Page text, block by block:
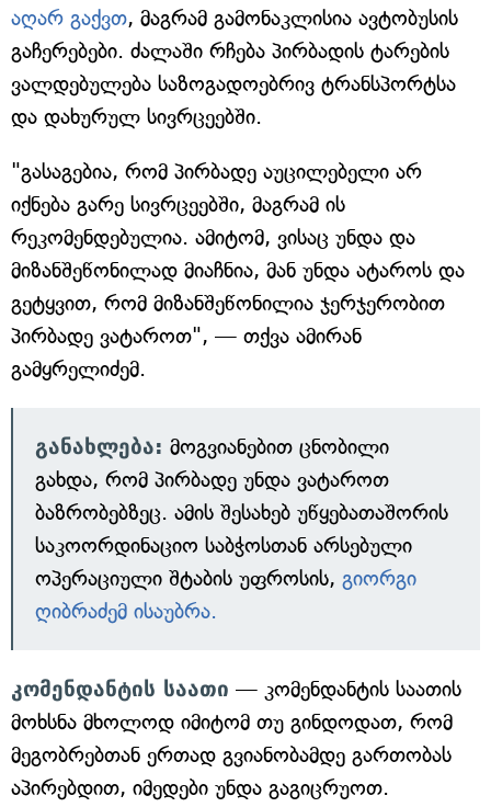
აღარ გაქვთ, მაგრამ გამონაკლისია ავტობუსის
გაჩერებები. ძალაში რჩება პირბადის ტარების
ვალდებულება საზოგადოებრივ ტრანსპორტსა
და დახურულ სივრცეებში.
"გასაგებია, რომ პირბადე აუცილებელი არ
იქნება გარე სივრცეებში, მაგრამ ის
რეკომენდებულია. ამიტომ, ვისაც უნდა და
მიზანშეწონილად მიაჩნია, მან უნდა ატაროს და
გეტყვით, რომ მიზანშეწონილია ჯერჯერობით
პირბადე ვატაროთ", — თქვა ამირან
გამყრელიძემ.
განახლება: მოგვიანებით ცნობილი
გახდა, რომ პირბადე უნდა ვატაროთ
ბაზრობებზეც. ამის შესახებ უწყებათაშორის
საკოორდინაციო საბჭოსთან არსებული
ოპერაციული შტაბის უფროსის, გიორგი
ღიბრაძემ ისაუბრა.
კომენდანტის საათი — კომენდანტის საათის
მოხსნა მხოლოდ იმიტომ თუ გინდოდათ, რომ
მეგობრებთან ერთად გვიანობამდე გართობას
აპირებდით, იმედები უნდა გაგიცრუოთ.